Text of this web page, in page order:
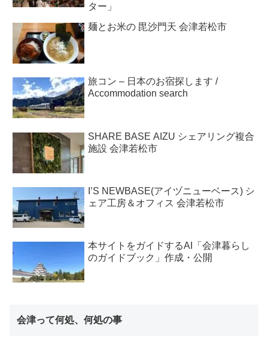
ター」
麺とお米の 毘沙門天 会津若松市
旅コン – 日本のお宿探します /
Accommodation search
SHARE BASE AIZU シェアリング複合
施設 会津若松市
I’S NEWBASE(アイヅニューベース) シ
ェア工房＆オフィス 会津若松市
本サイトをガイドするAI「会津暮らし
のガイドブック」作成・公開
会津って何処、何処の事